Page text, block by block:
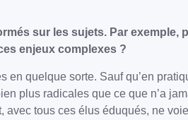
sur les sujets. Par
enjeux complexes ?
quelque sorte. Sauf qu’en
plus radicales que ce que n’a
tous ces élus éduqués, ne